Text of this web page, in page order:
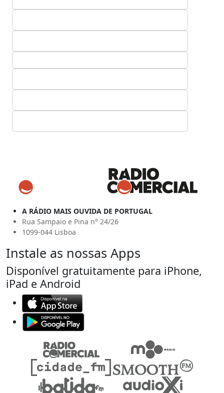
A RÁDIO MAIS OUVIDA DE PORTUGAL
Rua Sampaio e Pina n° 24/26
1099-044 Lisboa
Instale as nossas Apps
Disponível gratuitamente para iPhone,
iPad e Android